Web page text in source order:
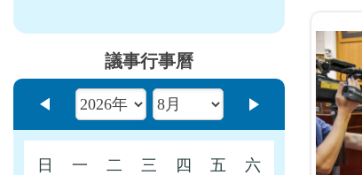
議事行事曆
上個月
日 一 二 三 四 五 六